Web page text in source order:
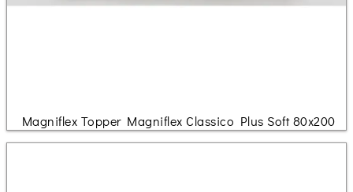
Magniflex Topper Magniflex Classico Plus Soft 80x200